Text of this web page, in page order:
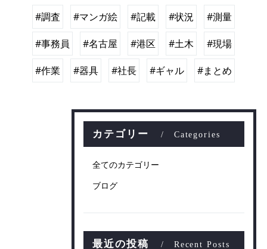
#調査 #マンガ絵 #記載 #状況 #測量
#事務員 #名古屋 #港区 #土木 #現場
#作業 #器具 #社長 #ギャル #まとめ
カテゴリー Categories
全てのカテゴリー
ブログ
最近の投稿 Recent Posts